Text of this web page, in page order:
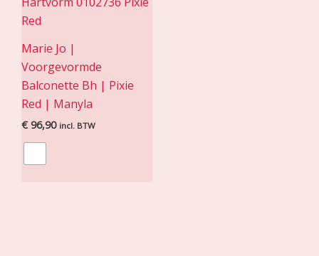
Marie Jo |
Voorgevormde
Balconette Bh | Pixie
Red | Manyla
€ 96,90 incl. BTW